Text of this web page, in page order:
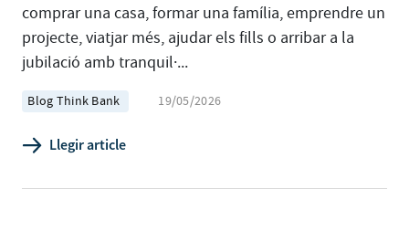
comprar una casa, formar una família, emprendre un
projecte, viatjar més, ajudar els fills o arribar a la
jubilació amb tranquil·...
Blog Think Bank 19/05/2026
Llegir article